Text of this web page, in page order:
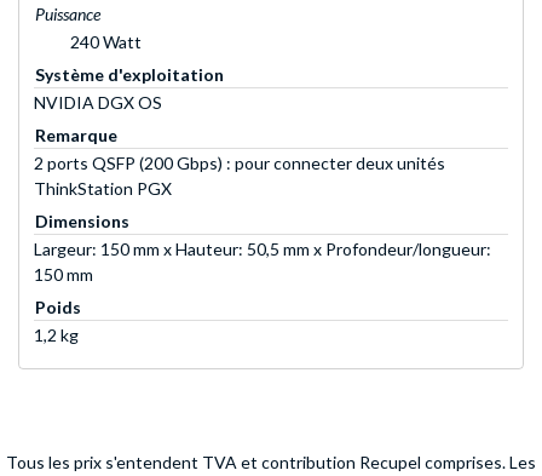
Puissance
240 Watt
Système d'exploitation
NVIDIA DGX OS
Remarque
2 ports QSFP (200 Gbps) : pour connecter deux unités
ThinkStation PGX
Dimensions
Largeur: 150 mm x Hauteur: 50,5 mm x Profondeur/longueur:
150 mm
Poids
1,2 kg
Tous les prix s'entendent TVA et contribution Recupel comprises. Les